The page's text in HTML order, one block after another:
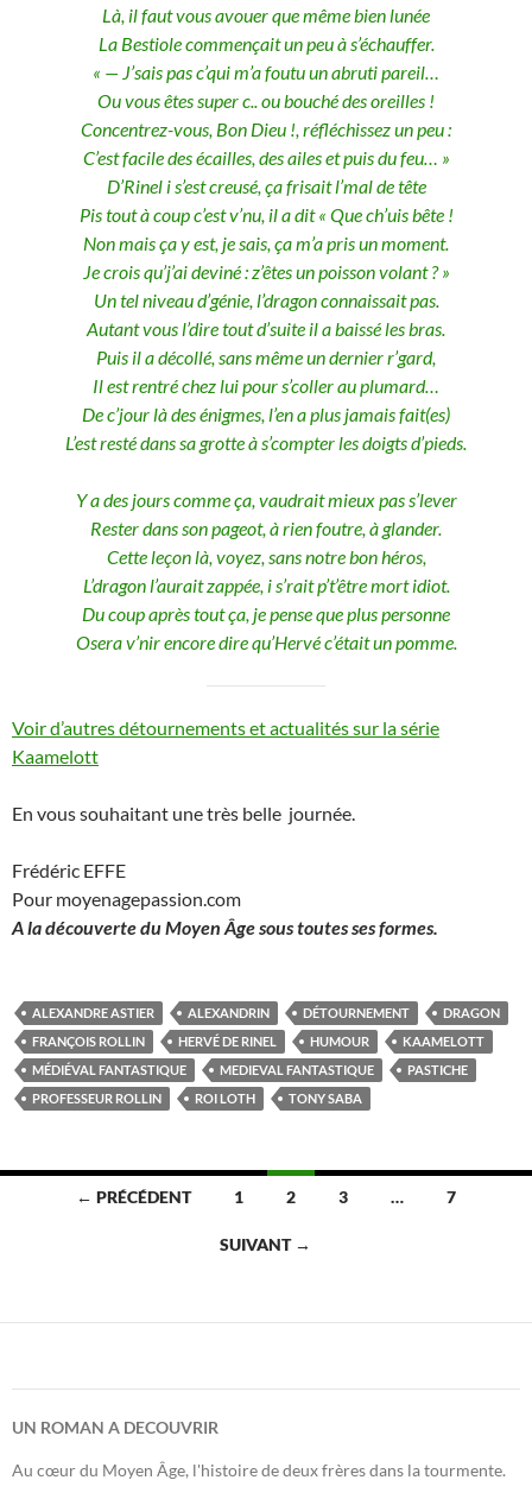
Là, il faut vous avouer que même bien lunée
La Bestiole commençait un peu à s’échauffer.
« — J’sais pas c’qui m’a foutu un abruti pareil…
Ou vous êtes super c.. ou bouché des oreilles !
Concentrez-vous, Bon Dieu !, réfléchissez un peu :
C’est facile des écailles, des ailes et puis du feu… »
D’Rinel i s’est creusé, ça frisait l’mal de tête
Pis tout à coup c’est v’nu, il a dit « Que ch’uis bête !
Non mais ça y est, je sais, ça m’a pris un moment.
Je crois qu’j’ai deviné : z’êtes un poisson volant ? »
Un tel niveau d’génie, l’dragon connaissait pas.
Autant vous l’dire tout d’suite il a baissé les bras.
Puis il a décollé, sans même un dernier r’gard,
Il est rentré chez lui pour s’coller au plumard…
De c’jour là des énigmes, l’en a plus jamais fait(es)
L’est resté dans sa grotte à s’compter les doigts d’pieds.
Y a des jours comme ça, vaudrait mieux pas s’lever
Rester dans son pageot, à rien foutre, à glander.
Cette leçon là, voyez, sans notre bon héros,
L’dragon l’aurait zappée, i s’rait p’t’être mort idiot.
Du coup après tout ça, je pense que plus personne
Osera v’nir encore dire qu’Hervé c’était un pomme.
Voir d’autres détournements et actualités sur la série
Kaamelott
En vous souhaitant une très belle journée.
Frédéric EFFE
Pour moyenagepassion.com
A la découverte du Moyen Âge sous toutes ses formes.
ALEXANDRE ASTIER ALEXANDRIN DÉTOURNEMENT
DRAGON
FRANÇOIS ROLLIN
HERVÉ DE RINEL HUMOUR
KAAMELOTT
MÉDIÉVAL FANTASTIQUE
MEDIEVAL FANTASTIQUE
PASTICHE
PROFESSEUR ROLLIN
ROI LOTH TONY SABA
Navigation
← PRÉCÉDENT 1 2 3 … 7
SUIVANT →
UN ROMAN A DECOUVRIR
Au cœur du Moyen Âge, l'histoire de deux frères dans la tourmente.